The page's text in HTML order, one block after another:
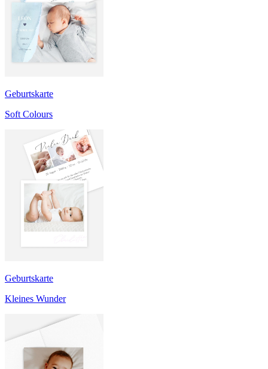
Geburtskarte
Soft Colours
Geburtskarte
Kleines Wunder